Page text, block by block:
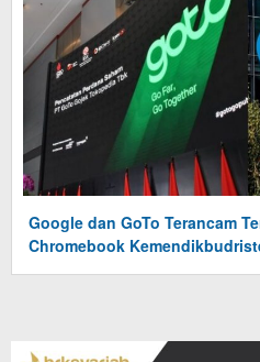
Google dan GoTo Terancam
Chromebook